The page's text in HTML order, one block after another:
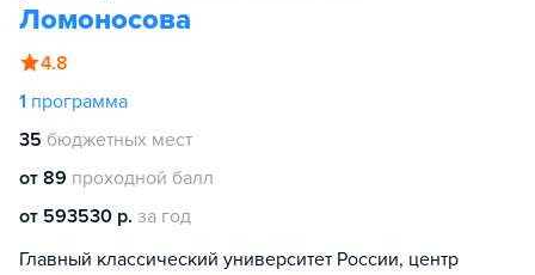
Ломоносова
4.8
1 программа
35 бюджетных мест
от 89 проходной балл
от 593530 р. за год
Главный классический университет России, центр